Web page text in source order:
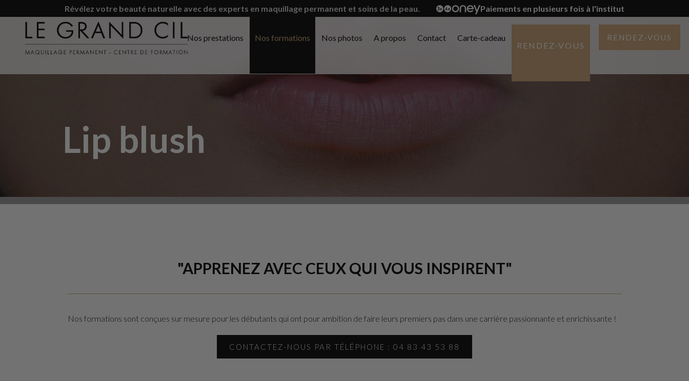
Révélez votre beauté naturelle avec des experts en maquillage permanent et soins de la peau. Paiements en plusieurs fois à l'institut
RENDEZ-VOUS
Nos prestations Nos formations Nos photos A propos Contact Carte-cadeau
RENDEZ-VOUS
Lip blush
"APPRENEZ AVEC CEUX QUI VOUS INSPIRENT"​​
Nos formations sont conçues sur mesure pour les débutants qui ont pour ambition de faire leurs premiers pas dans une carrière passionnante et enrichissante !
CONTACTEZ-NOUS PAR TÉLÉPHONE : 04 83 43 53 88